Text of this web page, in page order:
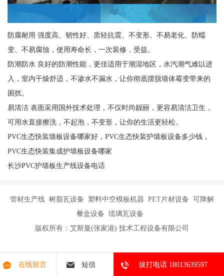
防腐耐用 强度高、韧性好、质轻抗震、不变形、不易老化、防蠕
变、不易腐蚀，使用寿命长，一次装修，受益。
防潮防水 良好的防潮性能，更佳适用于潮湿地区，水汽潮气难以进
入，室内干燥舒适，不渗水不漏水，让你彻底摆脱墙体霉变带来的
困扰。
易清洁 表面采用国外技术处理，不仅时尚靓丽，更容易清洁卫生，
可用水直接擦洗，不起泡，不变形，让你的生活更轻松。
PVC生态快装墙板设备哪家好，PVC生态快装护墙板设备多少钱，
PVC生态快装集成护墙板设备哪家
长沙PVC护墙板生产线设备电话
管材生产线 树脂瓦设备 塑料中空模板机器 PET片材设备 可降解
餐盒设备 琉璃瓦设备
版权所有：艾斯曼(张家港) 技术工程设备有限公司
在线留言 短信 拔打电话 18013639597